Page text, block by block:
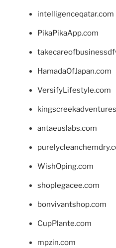
intelligenceqatar.com
PikaPikaApp.com
HamadaOfJapan.com
VersifyLifestyle.com
antaeuslabs.com
WishOping.com
shoplegacee.com
bonvivantshop.com
CupPlante.com
mpzin.com